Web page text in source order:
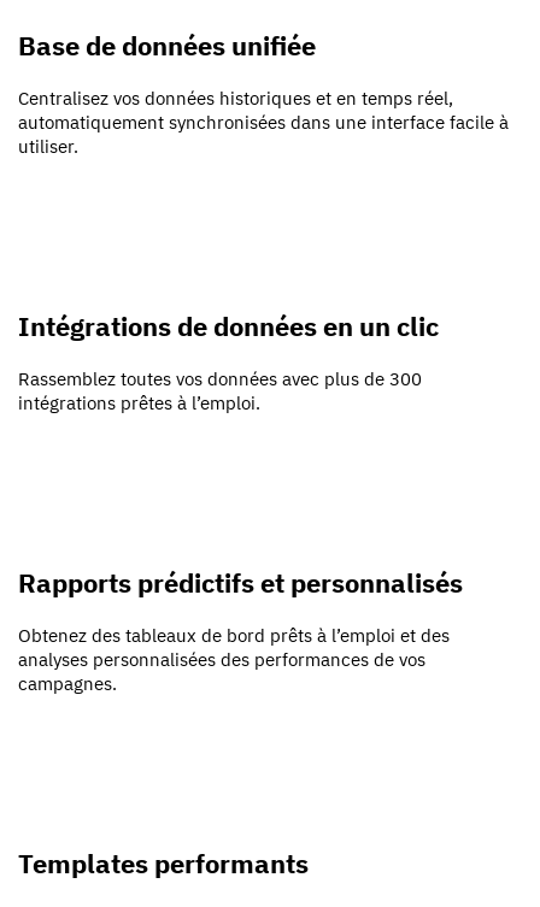
Base de données unifiée
Centralisez vos données historiques et en temps réel,
automatiquement synchronisées dans une interface facile à
utiliser.
Intégrations de données en un clic
Rassemblez toutes vos données avec plus de 300
intégrations prêtes à l’emploi.
Rapports prédictifs et personnalisés
Obtenez des tableaux de bord prêts à l’emploi et des
analyses personnalisées des performances de vos
campagnes.
Templates performants